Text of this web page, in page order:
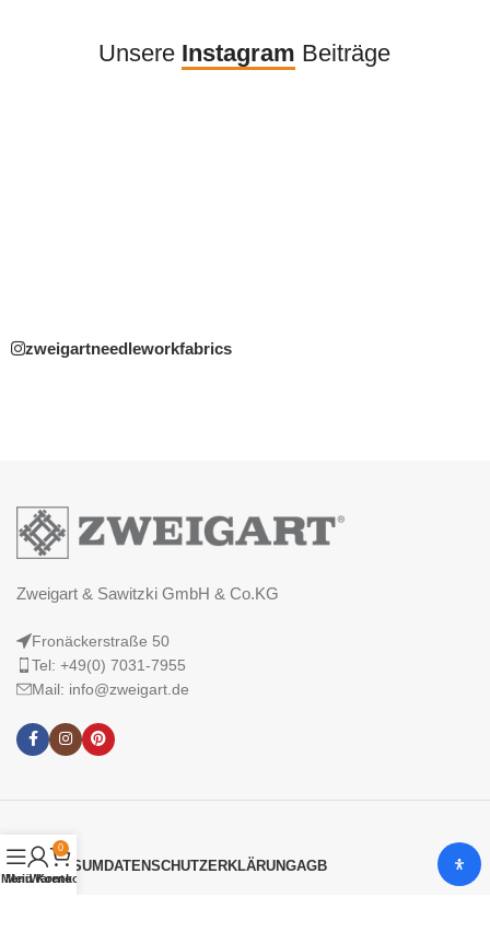
Unsere Instagram Beiträge
zweigartneedleworkfabrics
Zweigart & Sawitzki GmbH & Co.KG
Fronäckerstraße 50
Tel: +49(0) 7031-7955
Mail: info@zweigart.de
IMPRESSUM DATENSCHUTZERKLÄRUNGAGB
Menü
Mein Konto
0
Warenkorb